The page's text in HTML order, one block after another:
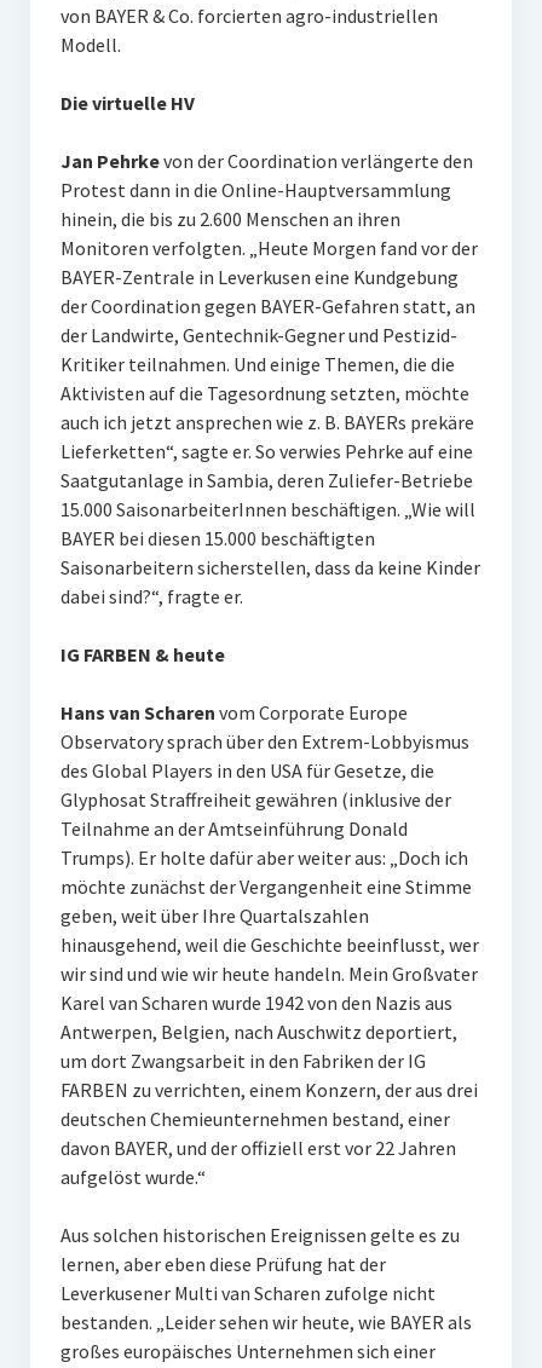
von BAYER & Co. forcierten agro-industriellen
Modell.
Die virtuelle HV
Jan Pehrkevon der Coordination verlängerte den
Protest dann in die Online-Hauptversammlung
hinein, die bis zu 2.600 Menschen an ihren
Monitoren verfolgten. „Heute Morgen fand vor der
BAYER-Zentrale in Leverkusen eine Kundgebung
der Coordination gegen BAYER-Gefahren statt, an
der Landwirte, Gentechnik-Gegner und Pestizid-
Kritiker teilnahmen. Und einige Themen, die die
Aktivisten auf die Tagesordnung setzten, möchte
auch ich jetzt ansprechen wie z. B. BAYERs prekäre
Lieferketten“, sagte er. So verwies Pehrke auf eine
Saatgutanlage in Sambia, deren Zuliefer-Betriebe
15.000 SaisonarbeiterInnen beschäftigen. „Wie will
BAYER bei diesen 15.000 beschäftigten
Saisonarbeitern sicherstellen, dass da keine Kinder
dabei sind?“, fragte er.
IG FARBEN & heute
Hans van Scharen vom Corporate Europe
Observatory sprach über den Extrem-Lobbyismus
des Global Players in den USA für Gesetze, die
Glyphosat Straffreiheit gewähren (inklusive der
Teilnahme an der Amtseinführung Donald
Trumps). Er holte dafür aber weiter aus: „Doch ich
möchte zunächst der Vergangenheit eine Stimme
geben, weit über Ihre Quartalszahlen
hinausgehend, weil die Geschichte beeinflusst, wer
wir sind und wie wir heute handeln. Mein Großvater
Karel van Scharen wurde 1942 von den Nazis aus
Antwerpen, Belgien, nach Auschwitz deportiert,
um dort Zwangsarbeit in den Fabriken der IG
FARBEN zu verrichten, einem Konzern, der aus drei
deutschen Chemieunternehmen bestand, einer
davon BAYER, und der offiziell erst vor 22 Jahren
aufgelöst wurde.“
Aus solchen historischen Ereignissen gelte es zu
lernen, aber eben diese Prüfung hat der
Leverkusener Multi van Scharen zufolge nicht
bestanden. „Leider sehen wir heute, wie BAYER als
großes europäisches Unternehmen sich einer